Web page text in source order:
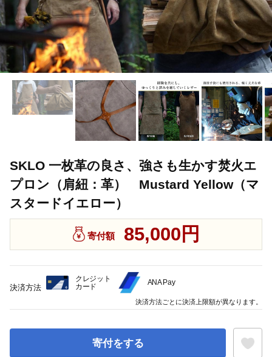
SKLO 一枚革の良さ、強さも生かす焚火エ
プロン（肩紐：革） Mustard Yellow（マ
スタードイエロー）
寄付額 85,000円
寄付をする
決済方法
クレジット
カード
ANA Pay
決済方法ごとに決済上限額が異なります。